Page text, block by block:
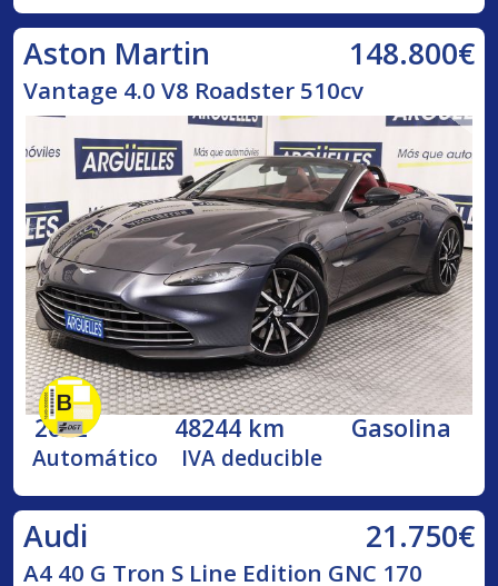
Aston Martin 148.800€
Vantage 4.0 V8 Roadster 510cv
2022 48244 km Gasolina
Automático IVA deducible
Audi 21.750€
A4 40 G Tron S Line Edition GNC 170